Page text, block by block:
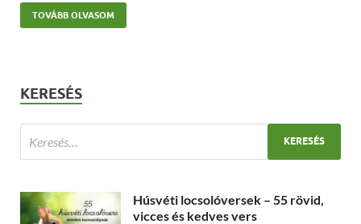
TOVÁBB OLVASOM
KERESÉS
Húsvéti locsolóversek – 55 rövid,
vicces és kedves vers